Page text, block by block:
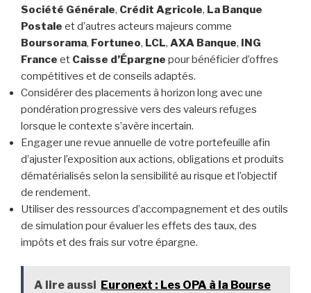
Société Générale, Crédit Agricole, La Banque
Postale et d’autres acteurs majeurs comme
Boursorama, Fortuneo, LCL, AXA Banque, ING
France et Caisse d’Épargne pour bénéficier d’offres
compétitives et de conseils adaptés.
Considérer des placements à horizon long avec une
pondération progressive vers des valeurs refuges
lorsque le contexte s’avère incertain.
Engager une revue annuelle de votre portefeuille afin
d’ajuster l’exposition aux actions, obligations et produits
dématérialisés selon la sensibilité au risque et l’objectif
de rendement.
Utiliser des ressources d’accompagnement et des outils
de simulation pour évaluer les effets des taux, des
impôts et des frais sur votre épargne.
A lire aussi Euronext : Les OPA à la Bourse